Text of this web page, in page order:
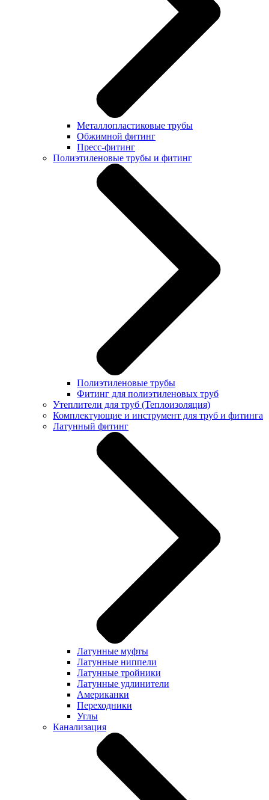
Металлопластиковые трубы
Обжимной фитинг
Пресс-фитинг
Полиэтиленовые трубы и фитинг
Полиэтиленовые трубы
Фитинг для полиэтиленовых труб
Утеплители для труб (Теплоизоляция)
Комплектующие и инструмент для труб и фитинга
Латунный фитинг
Латунные муфты
Латунные ниппели
Латунные тройники
Латунные удлинители
Американки
Переходники
Углы
Канализация